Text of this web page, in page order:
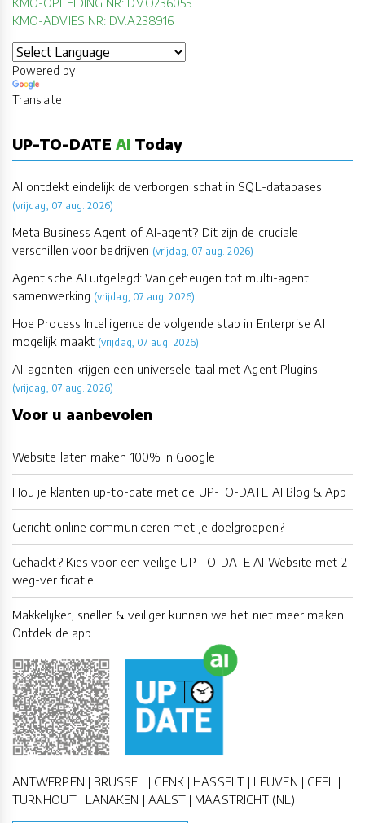
KMO-ADVIES NR: DV.A238916
Powered by
Translate
UP-TO-DATE AI Today
AI ontdekt eindelijk de verborgen schat in SQL-databases
(vrijdag, 07 aug. 2026)
Meta Business Agent of AI-agent? Dit zijn de cruciale
verschillen voor bedrijven (vrijdag, 07 aug. 2026)
Agentische AI uitgelegd: Van geheugen tot multi-agent
samenwerking (vrijdag, 07 aug. 2026)
Hoe Process Intelligence de volgende stap in Enterprise AI
mogelijk maakt (vrijdag, 07 aug. 2026)
AI-agenten krijgen een universele taal met Agent Plugins
(vrijdag, 07 aug. 2026)
Voor u aanbevolen
Website laten maken 100% in Google
Hou je klanten up-to-date met de UP-TO-DATE AI Blog & App
Gericht online communiceren met je doelgroepen?
Gehackt? Kies voor een veilige UP-TO-DATE AI Website met 2-
weg-verificatie
Makkelijker, sneller & veiliger kunnen we het niet meer maken.
Ontdek de app.
ANTWERPEN | BRUSSEL | GENK | HASSELT | LEUVEN | GEEL |
TURNHOUT | LANAKEN | AALST | MAASTRICHT (NL)